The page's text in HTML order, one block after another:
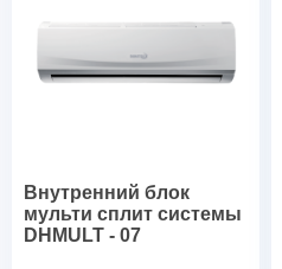
Внутренний блок
мульти сплит системы
DHMULT - 07